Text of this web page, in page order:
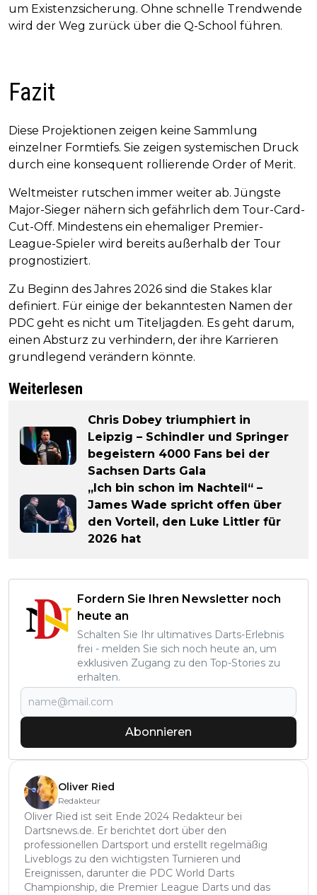
um Existenzsicherung. Ohne schnelle Trendwende
wird der Weg zurück über die Q-School führen.
Fazit
Diese Projektionen zeigen keine Sammlung
einzelner Formtiefs. Sie zeigen systemischen Druck
durch eine konsequent rollierende Order of Merit.
Weltmeister rutschen immer weiter ab. Jüngste
Major-Sieger nähern sich gefährlich dem Tour-Card-
Cut-Off. Mindestens ein ehemaliger Premier-
League-Spieler wird bereits außerhalb der Tour
prognostiziert.
Zu Beginn des Jahres 2026 sind die Stakes klar
definiert. Für einige der bekanntesten Namen der
PDC geht es nicht um Titeljagden. Es geht darum,
einen Absturz zu verhindern, der ihre Karrieren
grundlegend verändern könnte.
Weiterlesen
Chris Dobey triumphiert in
Leipzig – Schindler und Springer
begeistern 4000 Fans bei der
Sachsen Darts Gala
„Ich bin schon im Nachteil“ –
James Wade spricht offen über
den Vorteil, den Luke Littler für
2026 hat
Fordern Sie Ihren Newsletter noch
heute an
Schalten Sie Ihr ultimatives Darts-Erlebnis
frei - melden Sie sich noch heute an, um
exklusiven Zugang zu den Top-Stories zu
erhalten.
Abonnieren
Oliver Ried
Redakteur
Oliver Ried ist seit Ende 2024 Redakteur bei
Dartsnews.de. Er berichtet dort über den
professionellen Dartsport und erstellt regelmäßig
Liveblogs zu den wichtigsten Turnieren und
Ereignissen, darunter die PDC World Darts
Championship, die Premier League Darts und das